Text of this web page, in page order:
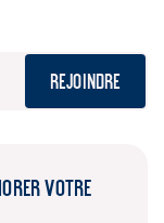
Rejoindre
VOTRE